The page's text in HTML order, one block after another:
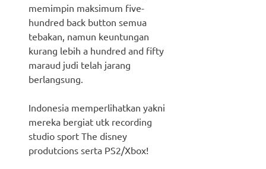
memimpin maksimum five-
hundred back button semua
tebakan, namun keuntungan
kurang lebih a hundred and fifty
maraud judi telah jarang
berlangsung.
Indonesia memperlihatkan yakni
mereka bergiat utk recording
studio sport The disney
produtcions serta PS2/Xbox!